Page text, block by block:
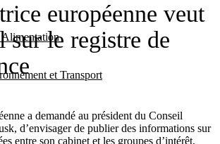
et Transport
européenne veut
sur le registre de
a demandé au président du Conseil
d’envisager de publier des informations sur
entre son cabinet et les groupes d’intérêt,